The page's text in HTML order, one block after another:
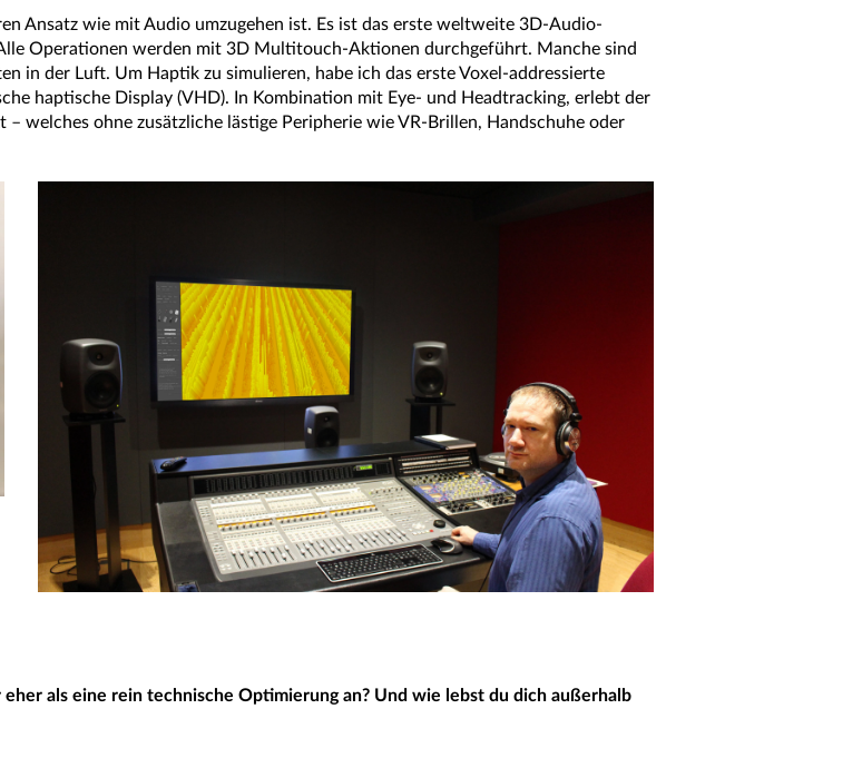
Ansatz wie mit Audio umzugehen ist. Es ist das erste weltweite 3D-Audio-
Operationen werden mit 3D Multitouch-Aktionen durchgeführt. Manche sind
in der Luft. Um Haptik zu simulieren, habe ich das erste Voxel-addressierte
haptische Display (VHD). In Kombination mit Eye- und Headtracking, erlebt der
welches ohne zusätzliche lästige Peripherie wie VR-Brillen, Handschuhe oder
als eine rein technische Optimierung an? Und wie lebst du dich außerhalb